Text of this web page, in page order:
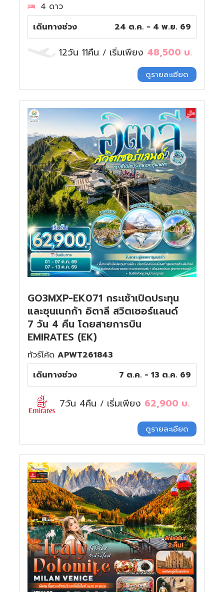
4 ดาว
เดินทางช่วง
24 ต.ค. - 4 พ.ย. 69
12วัน 11คืน / เริ่มเพียง 48,500 บ.
ดูรายละเอียด
GO3MXP-EK071 กระเช้าเปิดประทุน
และซุนเนกก้า อิตาลี สวิตเซอร์แลนด์
7 วัน 4 คืน โดยสายการบิน
EMIRATES (EK)
ทัวร์โค้ด APWT261843
เดินทางช่วง
7 ต.ค. - 13 ต.ค. 69
7วัน 4คืน / เริ่มเพียง 62,900 บ.
ดูรายละเอียด